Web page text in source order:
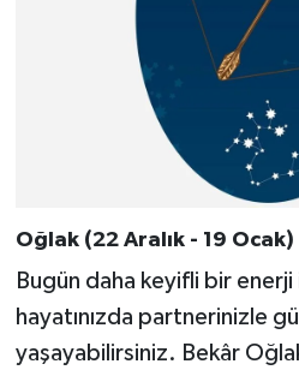
Oğlak (22 Aralık - 19 Ocak)
Bugün daha keyifli bir
hayatınızda partnerinizle
yaşayabilirsiniz. Bekâr